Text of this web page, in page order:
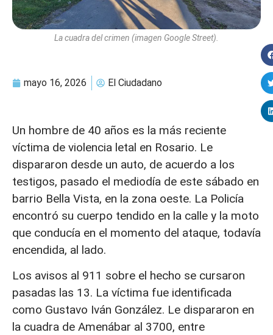
La cuadra del crimen (imagen Google Street).
mayo 16, 2026 El Ciudadano
Un hombre de 40 años es la más reciente
víctima de violencia letal en Rosario. Le
dispararon desde un auto, de acuerdo a los
testigos, pasado el mediodía de este sábado en
barrio Bella Vista, en la zona oeste. La Policía
encontró su cuerpo tendido en la calle y la moto
que conducía en el momento del ataque, todavía
encendida, al lado.
Los avisos al 911 sobre el hecho se cursaron
pasadas las 13. La víctima fue identificada
como Gustavo Iván González. Le dispararon en
la cuadra de Amenábar al 3700, entre